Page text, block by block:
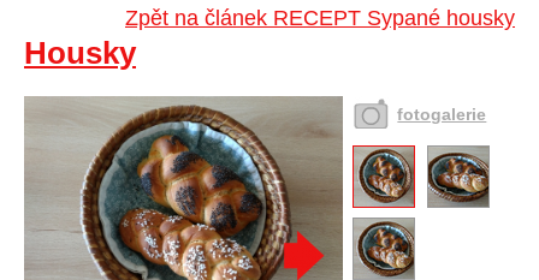
Zpět na článek RECEPT Sypané housky
Housky
fotogalerie